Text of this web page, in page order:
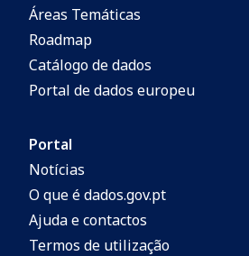
Áreas Temáticas
Roadmap
Catálogo de dados
Portal de dados europeu
Portal
Notícias
O que é dados.gov.pt
Ajuda e contactos
Termos de utilização